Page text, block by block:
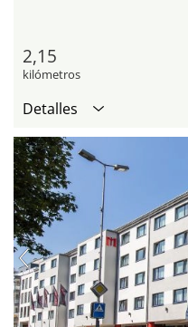
2,15
kilómetros
Detalles